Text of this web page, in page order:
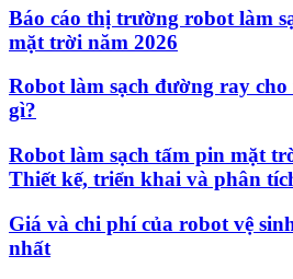
Báo cáo thị trường robot làm
mặt trời năm 2026
Robot làm sạch đường ray
gì?
Robot làm sạch tấm pin mặt
Thiết kế, triển khai và phân
Giá và chi phí của robot vệ
nhất